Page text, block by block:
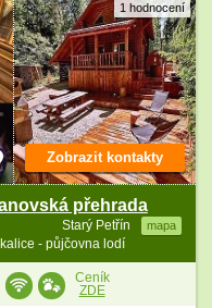
1 hodnocení
přehrada
Starý Petřín mapa
- půjčovna lodí
Zobrazit kontakty
Ceník
ZDE